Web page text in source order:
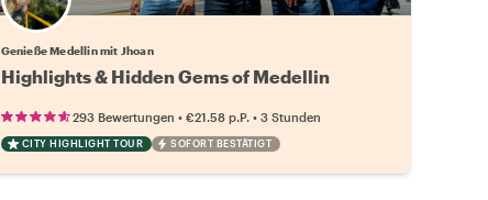
Genieße Medellin mit Jhoan
Highlights & Hidden Gems of Medellin
293 Bewertungen • €21.58 p.P. • 3 Stunden
CITY HIGHLIGHT TOUR SOFORT BESTÄTIGT